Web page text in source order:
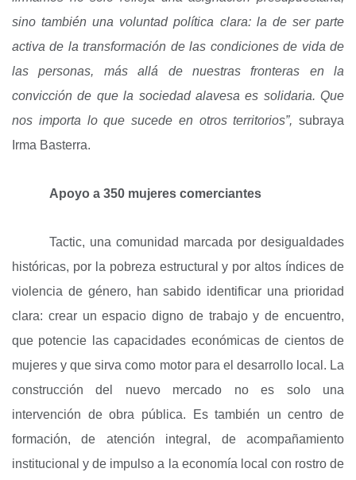
sino también una voluntad política clara: la de ser parte
activa de la transformación de las condiciones de vida de
las personas, más allá de nuestras fronteras en la
convicción de que la sociedad alavesa es solidaria. Que
nos importa lo que sucede en otros territorios”, subraya
Irma Basterra.
Apoyo a 350 mujeres comerciantes
Tactic, una comunidad marcada por desigualdades
históricas, por la pobreza estructural y por altos índices de
violencia de género, han sabido identificar una prioridad
clara: crear un espacio digno de trabajo y de encuentro,
que potencie las capacidades económicas de cientos de
mujeres y que sirva como motor para el desarrollo local. La
construcción del nuevo mercado no es solo una
intervención de obra pública. Es también un centro de
formación, de atención integral, de acompañamiento
institucional y de impulso a la economía local con rostro de